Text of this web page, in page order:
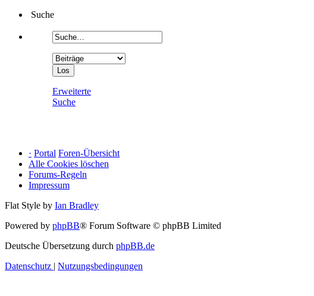
Suche
Erweiterte
Suche
· Portal Foren-Übersicht
Alle Cookies löschen
Forums-Regeln
Impressum
Flat Style by Ian Bradley
Powered by phpBB® Forum Software © phpBB Limited
Deutsche Übersetzung durch phpBB.de
Datenschutz | Nutzungsbedingungen